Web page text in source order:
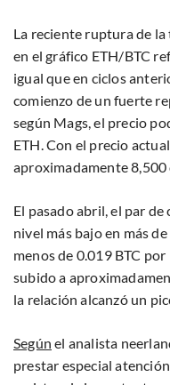
La reciente ruptura de
en el gráfico ETH/BTC
igual que en ciclos
comienzo de un fuerte
según Mags, el precio
ETH. Con el precio
aproximadamente
El pasado abril, el par
nivel más bajo en más
menos de 0.019 BTC
subido a
la relación alcanzó un
Según el analista
prestar especial